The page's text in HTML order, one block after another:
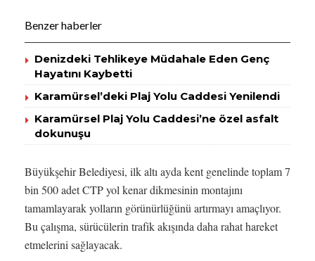
Benzer haberler
Denizdeki Tehlikeye Müdahale Eden Genç
Hayatını Kaybetti
Karamürsel’deki Plaj Yolu Caddesi Yenilendi
Karamürsel Plaj Yolu Caddesi’ne özel asfalt
dokunuşu
Büyükşehir Belediyesi, ilk altı ayda kent genelinde toplam 7
bin 500 adet CTP yol kenar dikmesinin montajını
tamamlayarak yolların görünürlüğünü artırmayı amaçlıyor.
Bu çalışma, sürücülerin trafik akışında daha rahat hareket
etmelerini sağlayacak.